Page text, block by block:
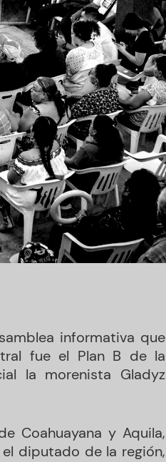
informativa que
fue el Plan B de la
la morenista Gladyz
Coahuayana y Aquila,
el diputado de la región,